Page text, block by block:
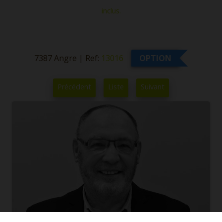
inclus.
7387 Angre | Ref: 13016 OPTION
Précédent Liste Suivant